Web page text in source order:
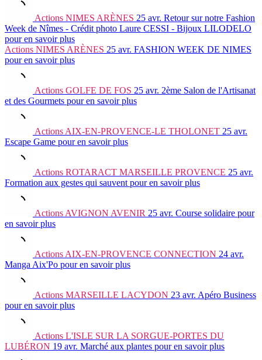
Actions NIMES ARÈNES 25 avr. Retour sur notre Fashion
Week de Nîmes - Crédit photo Laure CESSI - Bijoux LILODELO
pour en savoir plus
Actions NIMES ARÈNES 25 avr. FASHION WEEK DE NIMES
pour en savoir plus
Actions GOLFE DE FOS 25 avr. 2ème Salon de l'Artisanat
et des Gourmets pour en savoir plus
Actions AIX-EN-PROVENCE-LE THOLONET 25 avr.
Escape Game pour en savoir plus
Actions ROTARACT MARSEILLE PROVENCE 25 avr.
Formation aux gestes qui sauvent pour en savoir plus
Actions AVIGNON AVENIR 25 avr. Course solidaire pour
en savoir plus
Actions AIX-EN-PROVENCE CONNECTION 24 avr.
Manga Aix'Po pour en savoir plus
Actions MARSEILLE LACYDON 23 avr. Apéro Business
pour en savoir plus
Actions L'ISLE SUR LA SORGUE-PORTES DU
LUBÉRON 19 avr. Marché aux plantes pour en savoir plus